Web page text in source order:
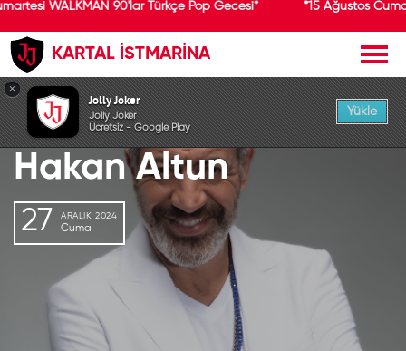
WALKMAN 90'lar Türkçe Pop Gecesi* *15 Ağustos
KARTAL İSTMARİNA
GEÇMİŞ ETKİNLİK
Hakan Altun
27 ARALIK 2024
Cuma
×
Jolly Joker
Jolly Joker
Ücretsiz - Google Play
Yükle